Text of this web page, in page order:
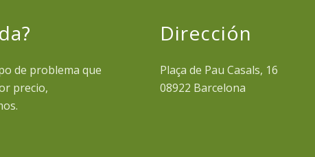
de problema que
precio,
Dirección
Plaça de Pau Casals, 16
08922 Barcelona